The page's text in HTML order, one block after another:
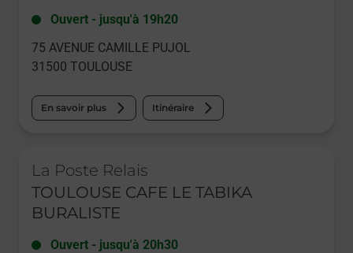
Ouvert - jusqu'à 19h20
75 AVENUE CAMILLE PUJOL
31500 TOULOUSE
En savoir plus Itinéraire
La Poste Relais
TOULOUSE CAFE LE TABIKA
BURALISTE
Ouvert - jusqu'à 20h30